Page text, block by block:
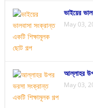
ভাইয়ের
May 03,
আল্লাহর
May 03,